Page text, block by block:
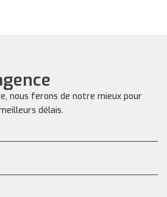
nous ferons de notre mieux pour
délais.